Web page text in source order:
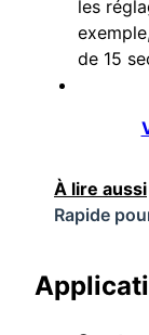
les
de 15
À lire aussi
Rapide